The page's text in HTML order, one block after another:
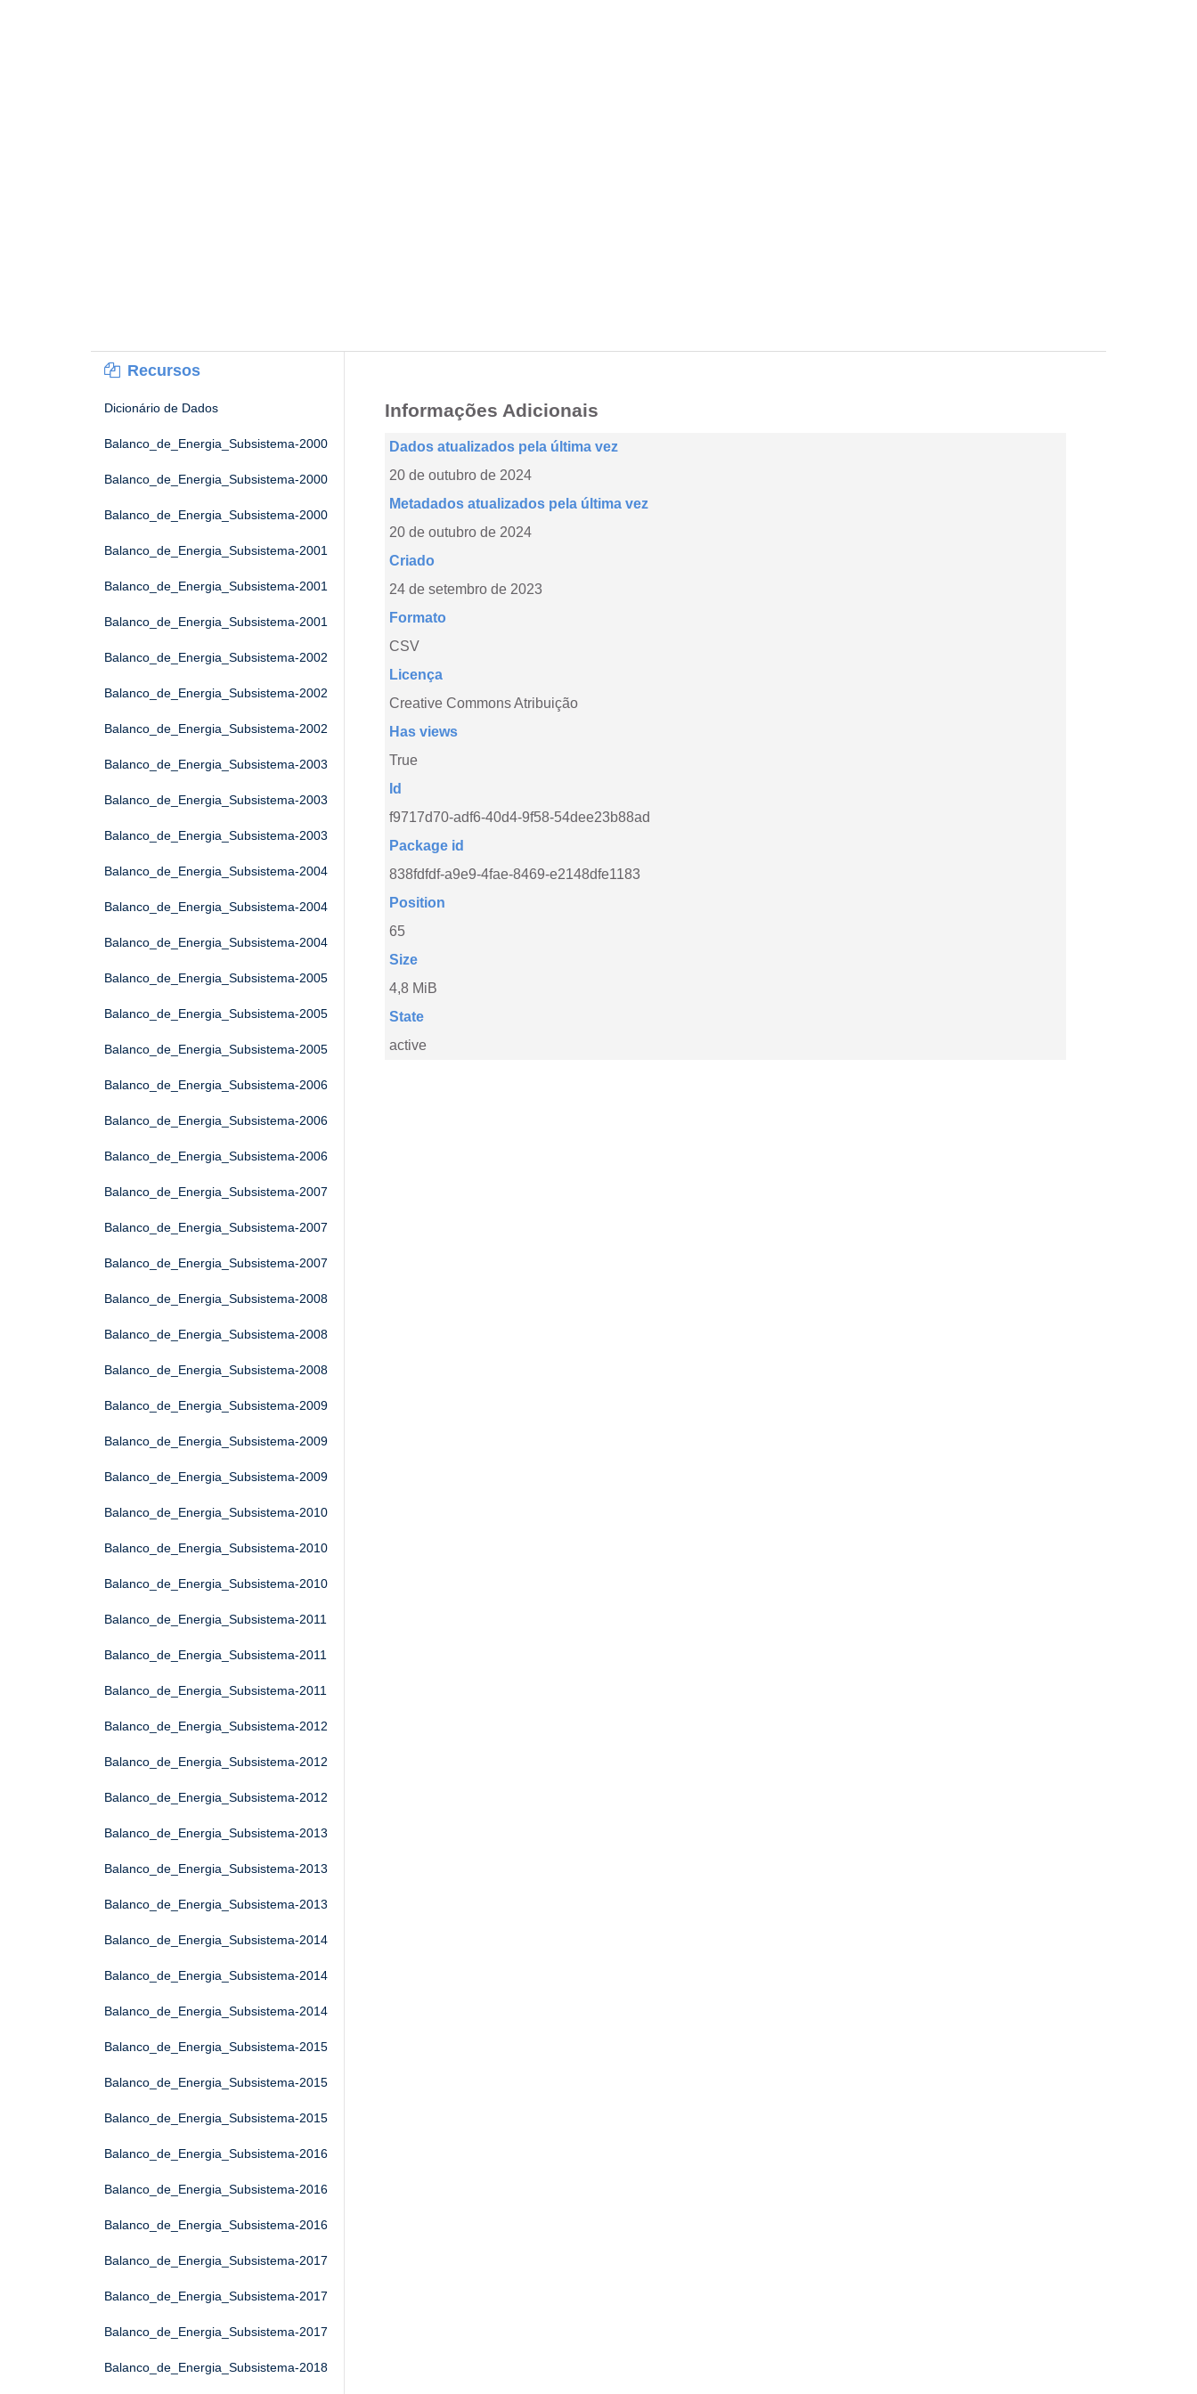
Recursos
Dicionário de Dados
Balanco_de_Energia_Subsistema-2000
Balanco_de_Energia_Subsistema-2000
Balanco_de_Energia_Subsistema-2000
Balanco_de_Energia_Subsistema-2001
Balanco_de_Energia_Subsistema-2001
Balanco_de_Energia_Subsistema-2001
Balanco_de_Energia_Subsistema-2002
Balanco_de_Energia_Subsistema-2002
Balanco_de_Energia_Subsistema-2002
Balanco_de_Energia_Subsistema-2003
Balanco_de_Energia_Subsistema-2003
Balanco_de_Energia_Subsistema-2003
Balanco_de_Energia_Subsistema-2004
Balanco_de_Energia_Subsistema-2004
Balanco_de_Energia_Subsistema-2004
Balanco_de_Energia_Subsistema-2005
Balanco_de_Energia_Subsistema-2005
Balanco_de_Energia_Subsistema-2005
Balanco_de_Energia_Subsistema-2006
Balanco_de_Energia_Subsistema-2006
Balanco_de_Energia_Subsistema-2006
Balanco_de_Energia_Subsistema-2007
Balanco_de_Energia_Subsistema-2007
Balanco_de_Energia_Subsistema-2007
Balanco_de_Energia_Subsistema-2008
Balanco_de_Energia_Subsistema-2008
Balanco_de_Energia_Subsistema-2008
Balanco_de_Energia_Subsistema-2009
Balanco_de_Energia_Subsistema-2009
Balanco_de_Energia_Subsistema-2009
Balanco_de_Energia_Subsistema-2010
Balanco_de_Energia_Subsistema-2010
Balanco_de_Energia_Subsistema-2010
Balanco_de_Energia_Subsistema-2011
Balanco_de_Energia_Subsistema-2011
Balanco_de_Energia_Subsistema-2011
Balanco_de_Energia_Subsistema-2012
Balanco_de_Energia_Subsistema-2012
Balanco_de_Energia_Subsistema-2012
Balanco_de_Energia_Subsistema-2013
Balanco_de_Energia_Subsistema-2013
Balanco_de_Energia_Subsistema-2013
Balanco_de_Energia_Subsistema-2014
Balanco_de_Energia_Subsistema-2014
Balanco_de_Energia_Subsistema-2014
Balanco_de_Energia_Subsistema-2015
Balanco_de_Energia_Subsistema-2015
Balanco_de_Energia_Subsistema-2015
Balanco_de_Energia_Subsistema-2016
Balanco_de_Energia_Subsistema-2016
Balanco_de_Energia_Subsistema-2016
Balanco_de_Energia_Subsistema-2017
Balanco_de_Energia_Subsistema-2017
Balanco_de_Energia_Subsistema-2017
Balanco_de_Energia_Subsistema-2018
Informações Adicionais
Dados atualizados pela última vez
20 de outubro de 2024
Metadados atualizados pela última vez
20 de outubro de 2024
Criado
24 de setembro de 2023
Formato
CSV
Licença
Creative Commons Atribuição
Has views
True
Id
f9717d70-adf6-40d4-9f58-54dee23b88ad
Package id
838fdfdf-a9e9-4fae-8469-e2148dfe1183
Position
65
Size
4,8 MiB
State
active